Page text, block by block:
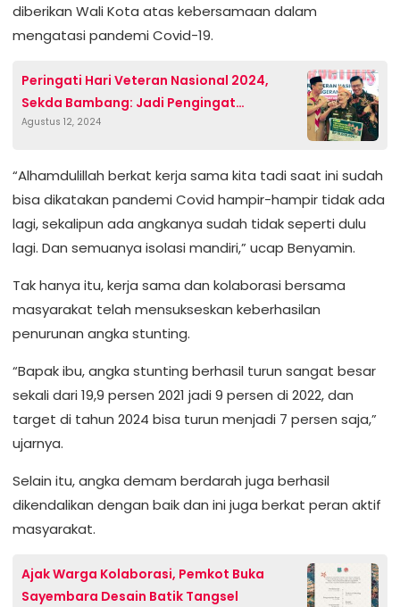
diberikan Wali Kota atas kebersamaan dalam
mengatasi pandemi Covid-19.
Peringati Hari Veteran Nasional 2024,
Sekda Bambang: Jadi Pengingat
Pentingnya Menjaga Persatuan dan
Agustus 12, 2024
“Alhamdulillah berkat kerja sama kita tadi saat ini sudah
bisa dikatakan pandemi Covid hampir-hampir tidak ada
lagi, sekalipun ada angkanya sudah tidak seperti dulu
lagi. Dan semuanya isolasi mandiri,” ucap Benyamin.
Tak hanya itu, kerja sama dan kolaborasi bersama
masyarakat telah mensukseskan keberhasilan
penurunan angka stunting.
“Bapak ibu, angka stunting berhasil turun sangat besar
sekali dari 19,9 persen 2021 jadi 9 persen di 2022, dan
target di tahun 2024 bisa turun menjadi 7 persen saja,”
ujarnya.
Selain itu, angka demam berdarah juga berhasil
dikendalikan dengan baik dan ini juga berkat peran aktif
masyarakat.
Ajak Warga Kolaborasi, Pemkot Buka
Sayembara Desain Batik Tangsel